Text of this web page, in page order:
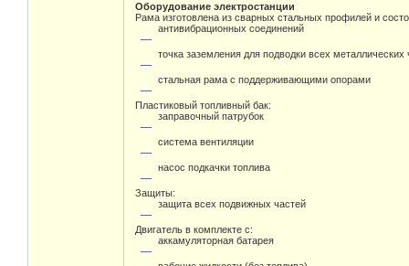
Оборудование электростанции
Рама изготовлена из сварных стальных профилей и
антивибрационных соединений
точка заземления для подводки всех
стальная рама с поддерживающими опорами
Пластиковый топливный бак:
заправочный патрубок
система вентиляции
насос подкачки топлива
Защиты:
защита всех подвижных частей
Двигатель в комплекте с:
аккамуляторная батарея